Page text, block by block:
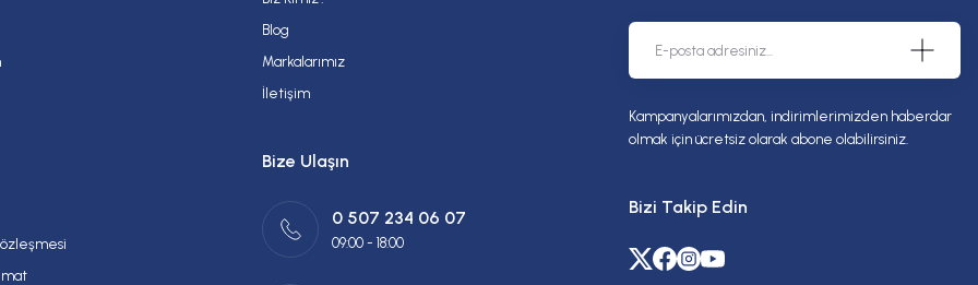
Blog
Markalarımız
İletişim
Bize Ulaşın
0 507 234 06 07
09:00 - 18:00
Kampanyalarımızdan, indirimlerimizden haberdar
olmak için ücretsiz olarak abone olabilirsiniz.
Bizi Takip Edin